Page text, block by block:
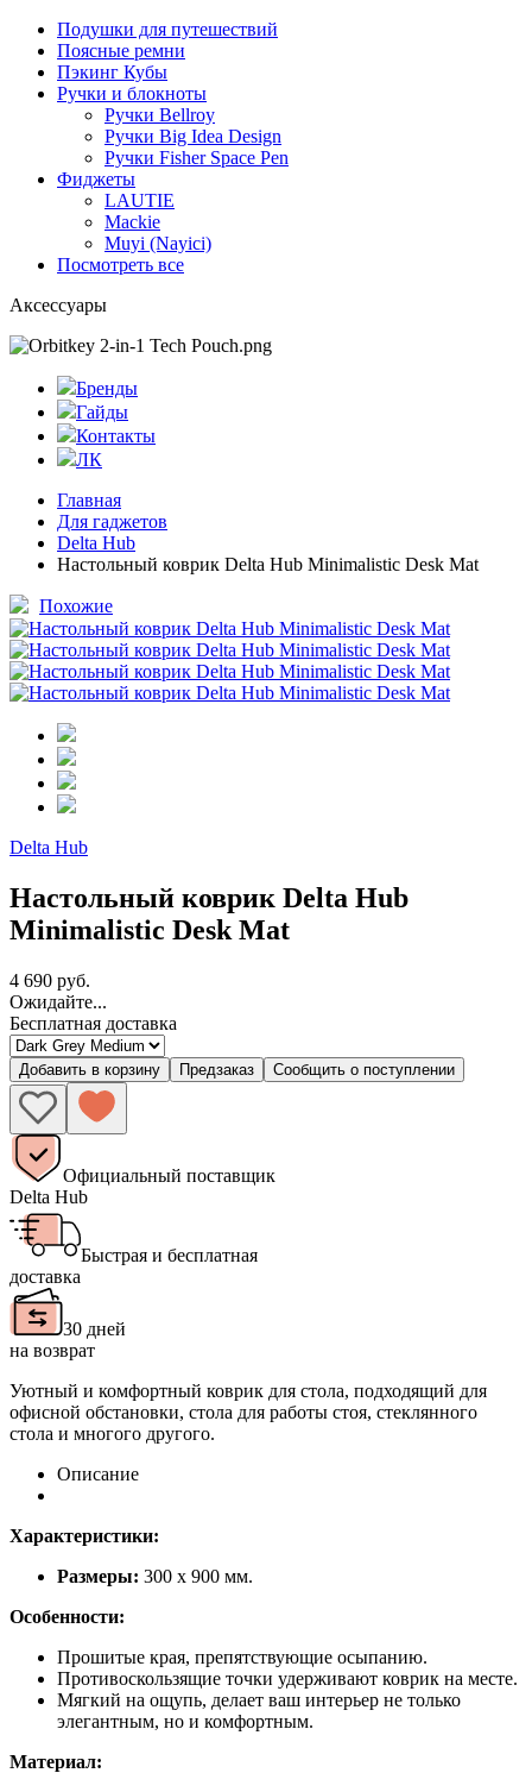
Подушки для путешествий
Поясные ремни
Пэкинг Кубы
Ручки и блокноты
Ручки Bellroy
Ручки Big Idea Design
Ручки Fisher Space Pen
Фиджеты
LAUTIE
Mackie
Muyi (Nayici)
Посмотреть все
Аксессуары
Бренды
Гайды
Контакты
ЛК
Главная
Для гаджетов
Delta Hub
Настольный коврик Delta Hub Minimalistic Desk Mat
Похожие
Delta Hub
Настольный коврик Delta Hub
Minimalistic Desk Mat
4 690 руб.
Ожидайте...
Бесплатная доставка
Добавить в корзину Предзаказ Сообщить о поступлении
Официальный поставщик
Delta Hub
Быстрая и бесплатная
доставка
30 дней
на возврат
Уютный и комфортный коврик для стола, подходящий для
офисной обстановки, стола для работы стоя, стеклянного
стола и многого другого.
Описание
Характеристики:
Размеры: 300 х 900 мм.
Особенности:
Прошитые края, препятствующие осыпанию.
Противоскользящие точки удерживают коврик на месте.
Мягкий на ощупь, делает ваш интерьер не только
элегантным, но и комфортным.
Материал: